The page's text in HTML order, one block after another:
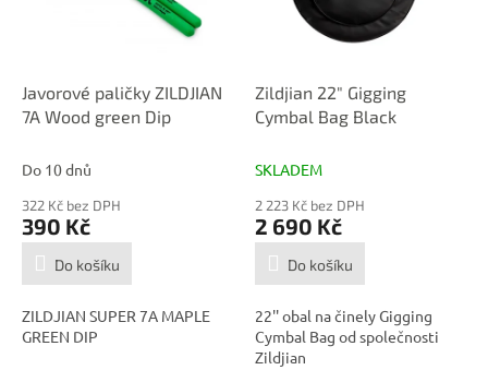
Javorové paličky ZILDJIAN
7A Wood green Dip
Do 10 dnů
322 Kč bez DPH
390 Kč
Do košíku
ZILDJIAN SUPER 7A MAPLE
GREEN DIP
Zildjian 22" Gigging
Cymbal Bag Black
SKLADEM
2 223 Kč bez DPH
2 690 Kč
Do košíku
22'' obal na činely Gigging
Cymbal Bag od společnosti
Zildjian